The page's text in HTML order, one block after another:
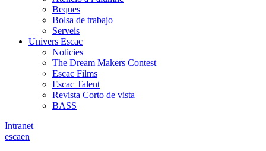
Beques
Bolsa de trabajo
Serveis
Univers Escac
Noticies
The Dream Makers Contest
Escac Films
Escac Talent
Revista Corto de vista
BASS
Intranet
escaen